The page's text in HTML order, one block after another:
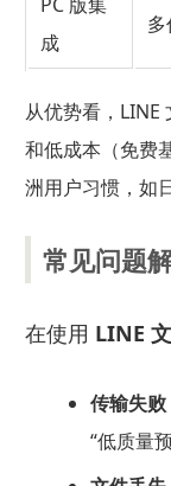
成
从优势看，LINE
和低成本（免费
洲用户习惯，如
常见问题
在使用 LINE
传输失败
“低质量